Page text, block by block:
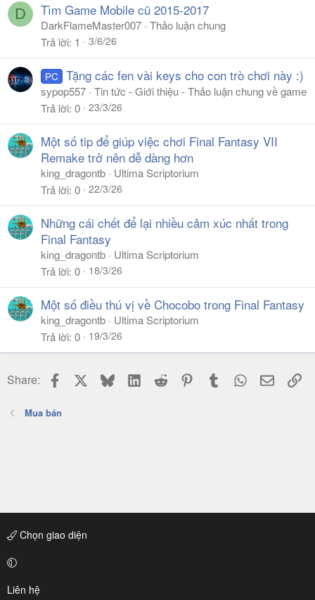
D Tìm Game Mobile cũ 2015-2017
DarkFlameMaster007 Thảo luận chung
Trả lời 1 3/6/26
PC Tặng các fen vài keys cho con trò chơi này :)
sypop557 Tin tức - Giới thiệu - Thảo luận chung về game
Trả lời 0 23/3/26
Một số tip để giúp việc chơi Final Fantasy VII
Remake trở nên dễ dàng hơn
king_dragontb
Ultima Scriptorium
Trả lời 0 22/3/26
Những cái chết để lại nhiều cảm xúc nhất trong
Final Fantasy
king_dragontb
Ultima Scriptorium
Trả lời 0 18/3/26
Một số điều thú vị về Chocobo trong Final Fantasy
king_dragontb
Ultima Scriptorium
Trả lời 0 19/3/26
Share: Facebook BlueskyLinkedIn
Reddit PinterestTumblr WhatsApp
Email
Mua bán
Chọn giao diện
Liên hệ